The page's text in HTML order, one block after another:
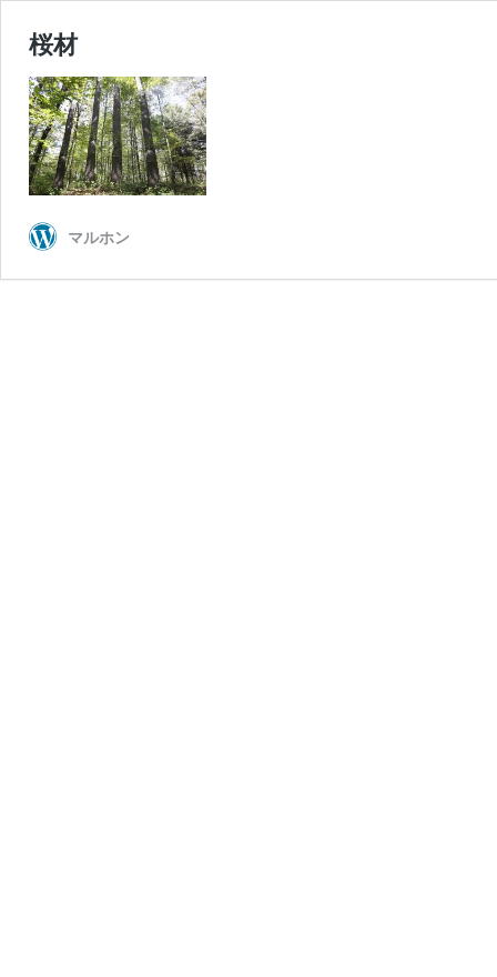
桜材
マルホン